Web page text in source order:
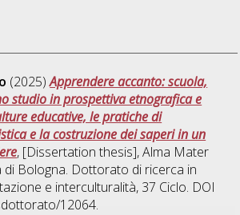
(2025)Apprendere accanto: scuola,
studio in prospettiva etnografica e
educative, le pratiche di
e la costruzione dei saperi in un
, [Dissertation thesis], Alma Mater
di Bologna. Dottorato di ricerca in
e interculturalità, 37 Ciclo. DOI
12064.